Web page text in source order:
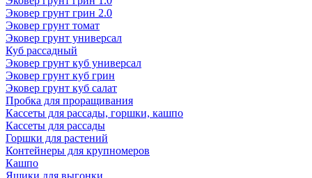
Эковер грунт грин 2.0
Эковер грунт томат
Эковер грунт универсал
Куб рассадный
Эковер грунт куб универсал
Эковер грунт куб грин
Эковер грунт куб салат
Пробка для проращивания
Кассеты для рассады, горшки, кашпо
Кассеты для рассады
Горшки для растений
Контейнеры для крупномеров
Кашпо
Ящики для выгонки